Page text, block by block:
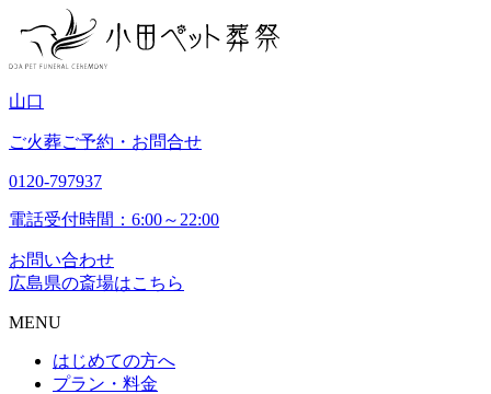
山口
ご火葬ご予約・お問合せ
0120-797937
電話受付時間：6:00～22:00
お問い合わせ
広島県の斎場はこちら
MENU
はじめての方へ
プラン・料金